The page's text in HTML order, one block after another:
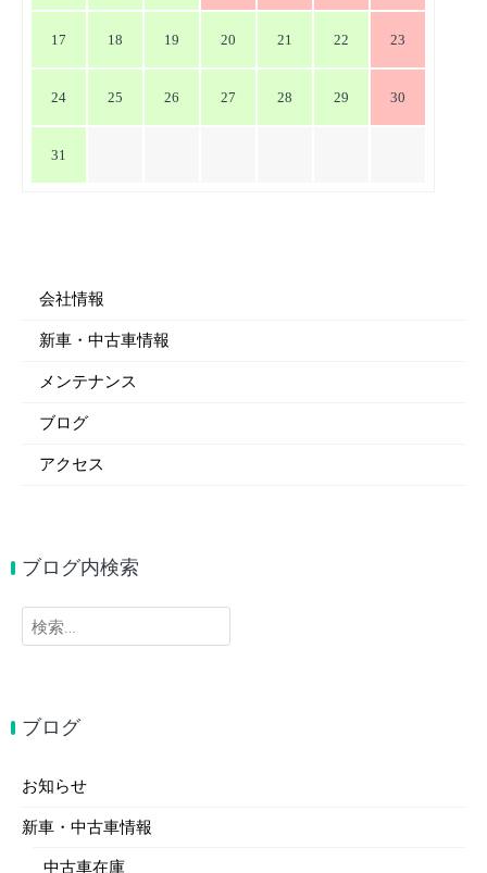
17 18 19 20 21 22 23
24 25 26 27 28 29 30
31
会社情報
新車・中古車情報
メンテナンス
ブログ
アクセス
ブログ内検索
検
索:
ブログ
お知らせ
新車・中古車情報
中古車在庫